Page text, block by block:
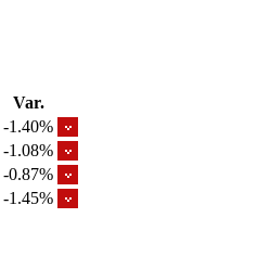
Var.
-1.40%
-1.08%
-0.87%
-1.45%